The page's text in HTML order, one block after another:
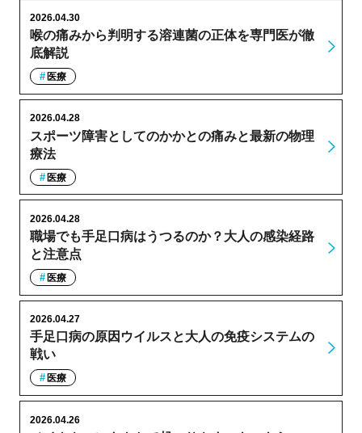
喉の痛みから判明する溶連菌の正体を専門医が徹
底解説
2026.04.30
医療
スポーツ障害としてのかかとの痛みと最新の物理
療法
2026.04.28
医療
職場でも手足口病はうつるのか？大人の感染経路
と注意点
2026.04.28
医療
手足口病の原因ウイルスと大人の免疫システムの
戦い
2026.04.27
医療
2026.04.26